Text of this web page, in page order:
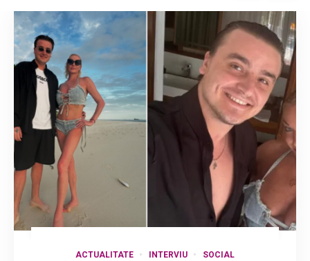
ACTUALITATE INTERVIU SOCIAL